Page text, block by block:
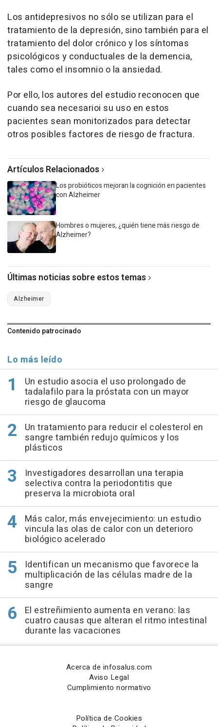
Los antidepresivos no sólo se utilizan para el
tratamiento de la depresión, sino también para el
tratamiento del dolor crónico y los síntomas
psicológicos y conductuales de la demencia,
tales como el insomnio o la ansiedad.
Por ello, los autores del estudio reconocen que
cuando sea necesarioi su uso en estos
pacientes sean monitorizados para detectar
otros posibles factores de riesgo de fractura.
Artículos Relacionados
Los probióticos mejoran la cognición en pacientes
con Alzheimer
Hombres o mujeres, ¿quién tiene más riesgo de
Alzheimer?
Últimas noticias sobre estos temas
Alzheimer
Contenido patrocinado
Lo más leído
Un estudio asocia el uso prolongado de
tadalafilo para la próstata con un mayor
riesgo de glaucoma
Un tratamiento para reducir el colesterol en
sangre también redujo químicos y los
plásticos
Investigadores desarrollan una terapia
selectiva contra la periodontitis que
preserva la microbiota oral
Más calor, más envejecimiento: un estudio
vincula las olas de calor con un deterioro
biológico acelerado
Identifican un mecanismo que favorece la
multiplicación de las células madre de la
sangre
El estreñimiento aumenta en verano: las
cuatro causas que alteran el ritmo intestinal
durante las vacaciones
Acerca de infosalus.com
Aviso Legal
Cumplimiento normativo
Política de Cookies